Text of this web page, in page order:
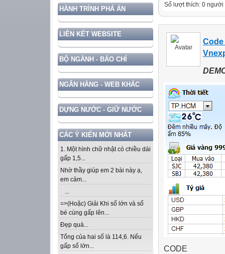
HÀNH TRÌNH PHÁ ÁN
LIÊN KẾT WEBSITE
BỘ NGÀNH - BÁO CHÍ
NGÂN HÀNG - WEB KHÁC
DỰNG NƯỚC - GIỮ NƯỚC
CÁC Ý KIẾN MỚI NHẤT
1. Một hình chữ nhật có chiều dài
gấp 1,5...
Nhờ thầy giúp em 2 bài này ạ,
em cảm...
...
=>(Hoặc) Giải Khi số lớn và số
bé cùng gấp lên...
Đẹp quá...
Tổng của hai số là 114,6. Nếu
gấp số lớn...
Số lượt thích: 0 người
CODE